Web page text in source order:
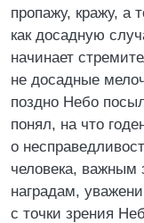
пропажу, кражу, а
как досадную
начинает
не досадные
поздно Небо
понял, на что
о
человека, важным
наградам,
с точки зрения